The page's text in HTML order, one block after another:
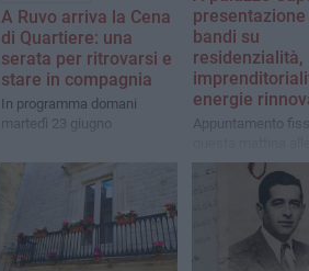
A Ruvo arriva la Cena
di Quartiere: una
serata per ritrovarsi e
stare in compagnia
In programma domani
martedì 23 giugno
presentazione
bandi su
residenzialità,
energie
Appuntamento